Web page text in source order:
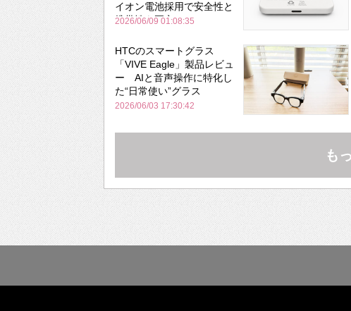
イオン電池採用で安全性と
携帯性を両立
2026/06/09 01:08:35
HTCのスマートグラス
「VIVE Eagle」製品レビュ
ー AIと音声操作に特化し
た“日常使い”グラス
2026/06/03 17:30:42
も